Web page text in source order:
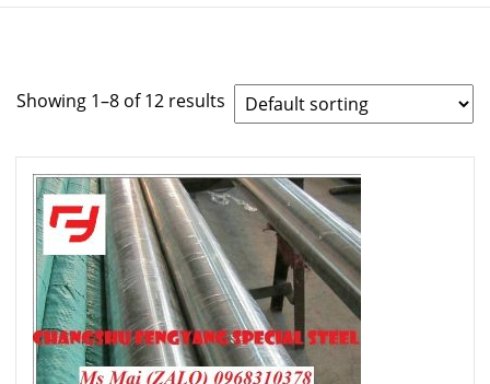
Showing 1–8 of 12 results